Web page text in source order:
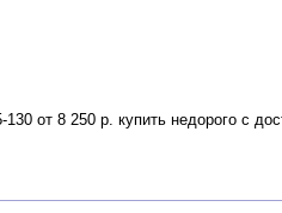
от 8 250 р. купить недорого с